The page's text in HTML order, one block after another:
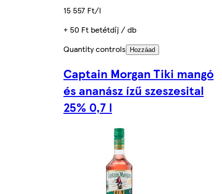
15 557 Ft/l
+ 50 Ft betétdíj / db
Quantity controls
Hozzáad
Captain Morgan Tiki mangó
és ananász ízű szeszesital
25% 0,7 l